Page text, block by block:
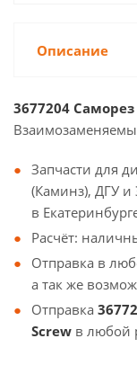
Описание
3677204
Запчасти для
(Каминз), ДГУ и
в
Расчёт:
Отправка в
а так же
Отправка
Screw в любой